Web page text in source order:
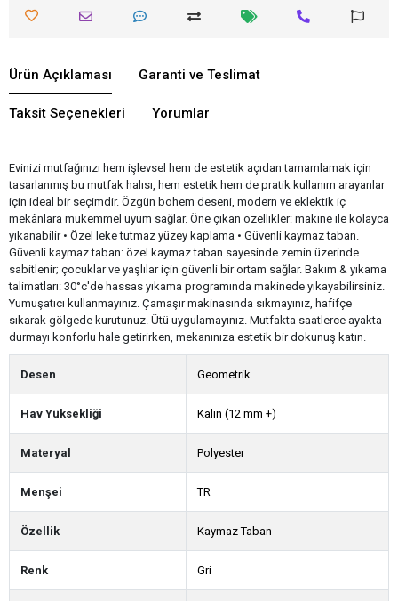
Ürün Açıklaması Garanti ve Teslimat
Taksit Seçenekleri Yorumlar
Evinizi mutfağınızı hem işlevsel hem de estetik açıdan tamamlamak için
tasarlanmış bu mutfak halısı, hem estetik hem de pratik kullanım arayanlar
için ideal bir seçimdir. Özgün bohem deseni, modern ve eklektik iç
mekânlara mükemmel uyum sağlar. Öne çıkan özellikler: makine ile kolayca
yıkanabilir • Özel leke tutmaz yüzey kaplama • Güvenli kaymaz taban.
Güvenli kaymaz taban: özel kaymaz taban sayesinde zemin üzerinde
sabitlenir; çocuklar ve yaşlılar için güvenli bir ortam sağlar. Bakım & yıkama
talimatları: 30°c'de hassas yıkama programında makinede yıkayabilirsiniz.
Yumuşatıcı kullanmayınız. Çamaşır makinasında sıkmayınız, hafifçe
sıkarak gölgede kurutunuz. Ütü uygulamayınız. Mutfakta saatlerce ayakta
durmayı konforlu hale getirirken, mekanınıza estetik bir dokunuş katın.
Desen Geometrik
Hav Yüksekliği Kalın (12 mm +)
Materyal Polyester
Menşei TR
Özellik Kaymaz Taban
Renk Gri